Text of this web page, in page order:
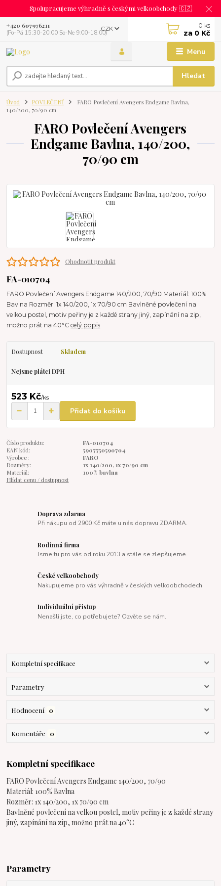
Spolupracujeme výhradně s českými velkoobchody 🇨🇿
Menu
CZK
Hledat
+420 607976211
(Po-Pá 15:30-20:00 So-Ne 9:00-18:00)
0 ks
za 0 Kč
Úvod POVLEČENÍ
FARO Povlečení Avengers Endgame Bavlna,
140/200, 70/90 cm
FARO Povlečení Avengers
Endgame Bavlna, 140/200,
70/90 cm
Ohodnotit produkt
FA-010704
FARO Povlečení Avengers Endgame 140/200, 70/90 Materiál: 100%
Bavlna Rozměr: 1x 140/200, 1x 70/90 cm Bavlněné povlečení na
velkou postel, motiv peřiny je z každé strany jiný, zapínání na zip,
možno prát na 40°Ccelý popis
Dostupnost Skladem
Nejsme plátci DPH
523 Kč/ks
Přidat do košíku
Číslo produktu:
FA-010704
EAN kód:
5907750590704
Výrobce :
FARO
Rozměry:
1x 140/200, 1x 70/90 cm
Materiál:
100% bavlna
Hlídat cenu / dostupnost
Doprava zdarma
Při nákupu od 2900 Kč máte u nás dopravu ZDARMA.
Rodinná firma
Jsme tu pro vás od roku 2013 a stále se zlepšujeme.
České velkoobchody
Nakupujeme pro vás výhradně v českých velkoobchodech.
Individuální přistup
Nenašli jste, co potřebujete? Ozvěte se nám.
Kompletní specifikace
Parametry
Hodnocení 0
Komentáře 0
Kompletní specifikace
FARO Povlečení Avengers Endgame 140/200, 70/90
Materiál: 100% Bavlna
Rozměr: 1x 140/200, 1x 70/90 cm
Bavlněné povlečení na velkou postel, motiv peřiny je z každé strany
jiný, zapínání na zip, možno prát na 40°C
Parametry